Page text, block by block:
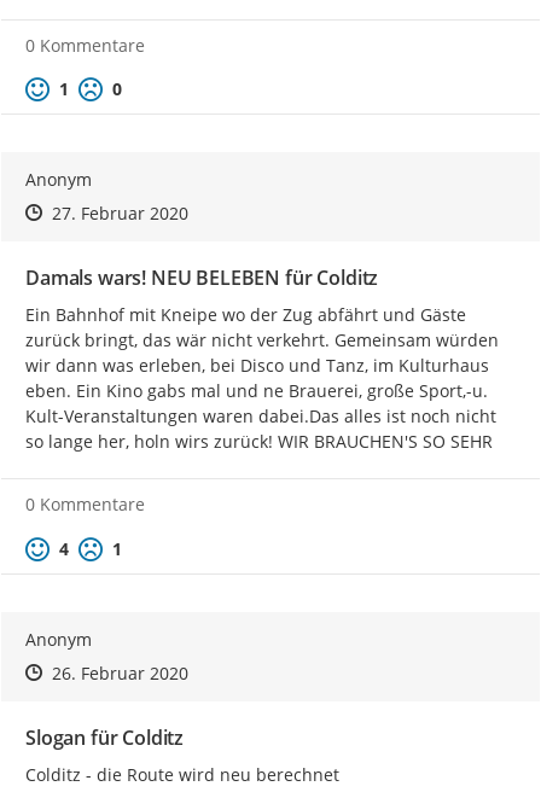
0 Kommentare
Positive Bewertung
1 Negative Bewertung
0
Anonym
Zeitpunkt des Erstellens
Zeitpunkt des Erstellens
27. Februar 2020Zur Äußerung
Damals wars! NEU BELEBEN für Colditz
Ein Bahnhof mit Kneipe wo der Zug abfährt und Gäste
zurück bringt, das wär nicht verkehrt. Gemeinsam würden
wir dann was erleben, bei Disco und Tanz, im Kulturhaus
eben. Ein Kino gabs mal und ne Brauerei, große Sport,-u.
Kult-Veranstaltungen waren dabei.Das alles ist noch nicht
so lange her, holn wirs zurück! WIR BRAUCHEN'S SO SEHR
0 Kommentare
Positive Bewertung
4 Negative Bewertung
1
Anonym
Zeitpunkt des Erstellens
Zeitpunkt des Erstellens
26. Februar 2020Zur Äußerung
Slogan für Colditz